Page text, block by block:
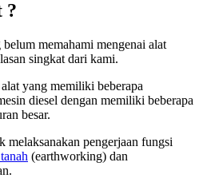
?
memahami mengenai alat
singkat dari kami.
yang memiliki beberapa
diesel dengan memiliki beberapa
besar.
pengerjaan fungsi
(earthworking) dan